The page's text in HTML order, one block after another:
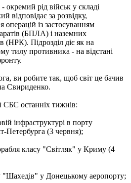
окремий рід військ у складі
відповідає за розвідку,
із застосуванням
(БПЛА) і наземних
(НРК). Підрозділ діє як на
тилу противника - на відстані
ви робите так, щоб світ це бачив
Свириденко.
СБС останніх тижнів:
інфраструктурі в порту
Петербурга (3 червня);
класу "Світляк" у Криму (4
"Шахедів" у Донецькому аеропорту;